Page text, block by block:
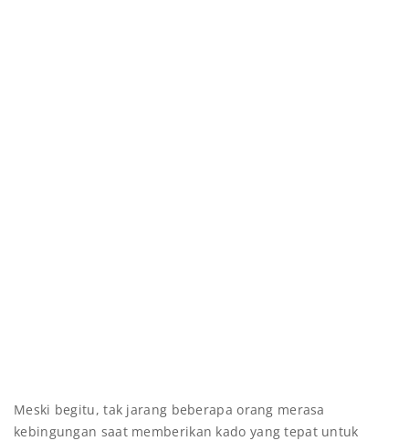
Meski begitu, tak jarang beberapa orang merasa
kebingungan saat memberikan kado yang tepat untuk